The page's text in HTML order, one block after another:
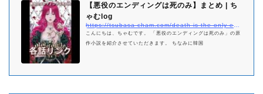
【悪役のエンディングは死のみ】まとめ | ち
ゃむlog
こんにちは、ちゃむです。 「悪役のエンディングは死のみ」の原
作小説を紹介させていただきます。 ちなみに韓国